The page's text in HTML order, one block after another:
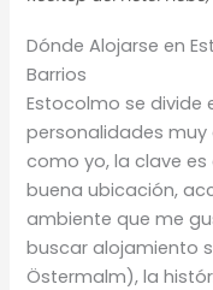
Dónde Alojarse en
Barrios
Estocolmo se divide
personalidades muy
como yo, la clave
buena ubicación,
ambiente que me
buscar alojamiento
Östermalm), la